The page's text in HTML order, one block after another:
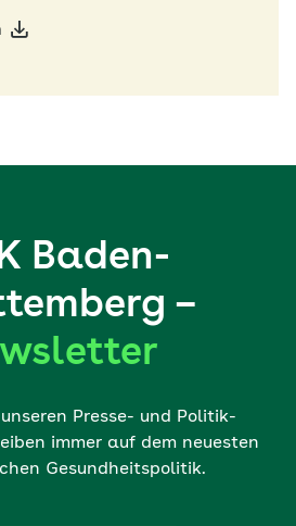
Baden-
–
Presse- und Politik-
immer auf dem neuesten
Gesundheitspolitik.